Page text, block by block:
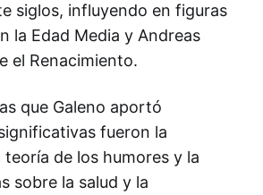
siglos, influyendo en figuras
la Edad Media y Andreas
el Renacimiento.
que Galeno aportó
fueron la
de los humores y la
sobre la salud y la